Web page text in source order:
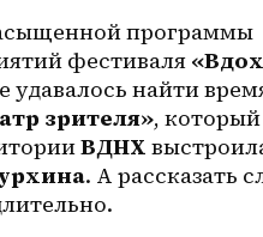
программы
фестиваля
удавалось найти
зрителя», который
ВДНХ
. А рассказать